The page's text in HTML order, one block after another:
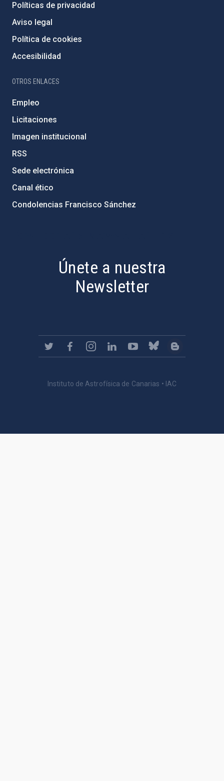
Políticas de privacidad
Aviso legal
Política de cookies
Accesibilidad
OTROS ENLACES
Empleo
Licitaciones
Imagen institucional
RSS
Sede electrónica
Canal ético
Condolencias Francisco Sánchez
Únete a nuestra
Newsletter
Instituto de Astrofísica de Canarias • IAC